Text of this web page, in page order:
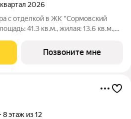
квартал 2026
с отделкой в ЖК "Сормовский
41.3 кв.м., жилая: 13.6 кв.м.,
квартире один совмещенный
Позвоните мне
8 этаж из 12